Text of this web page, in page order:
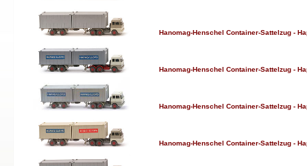
Hanomag-Henschel Container-Sattelzug -
Hanomag-Henschel Container-Sattelzug -
Hanomag-Henschel Container-Sattelzug -
Hanomag-Henschel Container-Sattelzug -